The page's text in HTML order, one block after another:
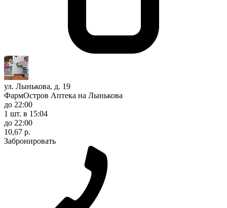
ул. Лынькова, д. 19
ФармОстров Аптека на Лынькова
до 22:00
1 шт. в 15:04
до 22:00
10,67 р.
Забронировать